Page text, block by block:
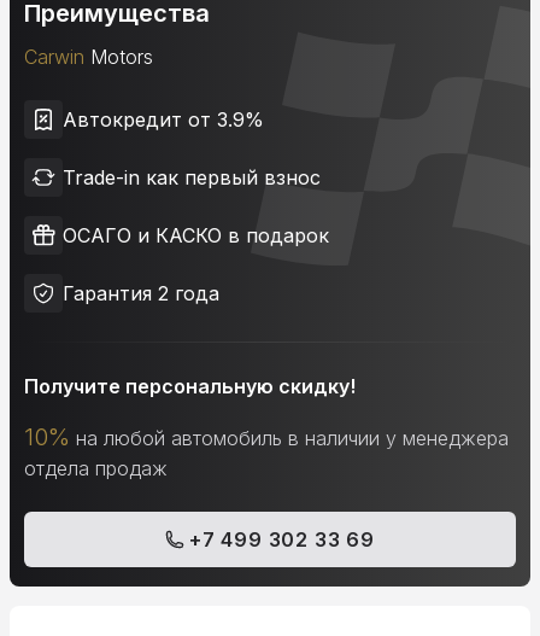
Преимущества
Carwin Motors
Автокредит от 3.9%
Trade-in как первый взнос
ОСАГО и КАСКО в подарок
Гарантия 2 года
Получите персональную скидку!
10% на любой автомобиль в наличии у менеджера
отдела продаж
+7 499 302 33 69